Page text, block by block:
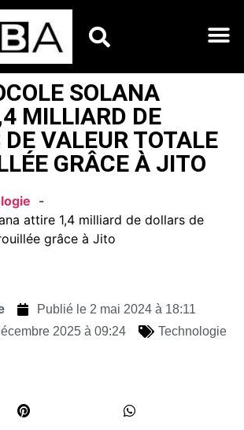
SOLANA
MILLIARD DE
VALEUR TOTALE
GRÂCE À JITO
attire 1,4 milliard de dollars de
grâce à Jito
Publié le 2 mai 2024 à 18:11
2025 à 09:24
Technologie